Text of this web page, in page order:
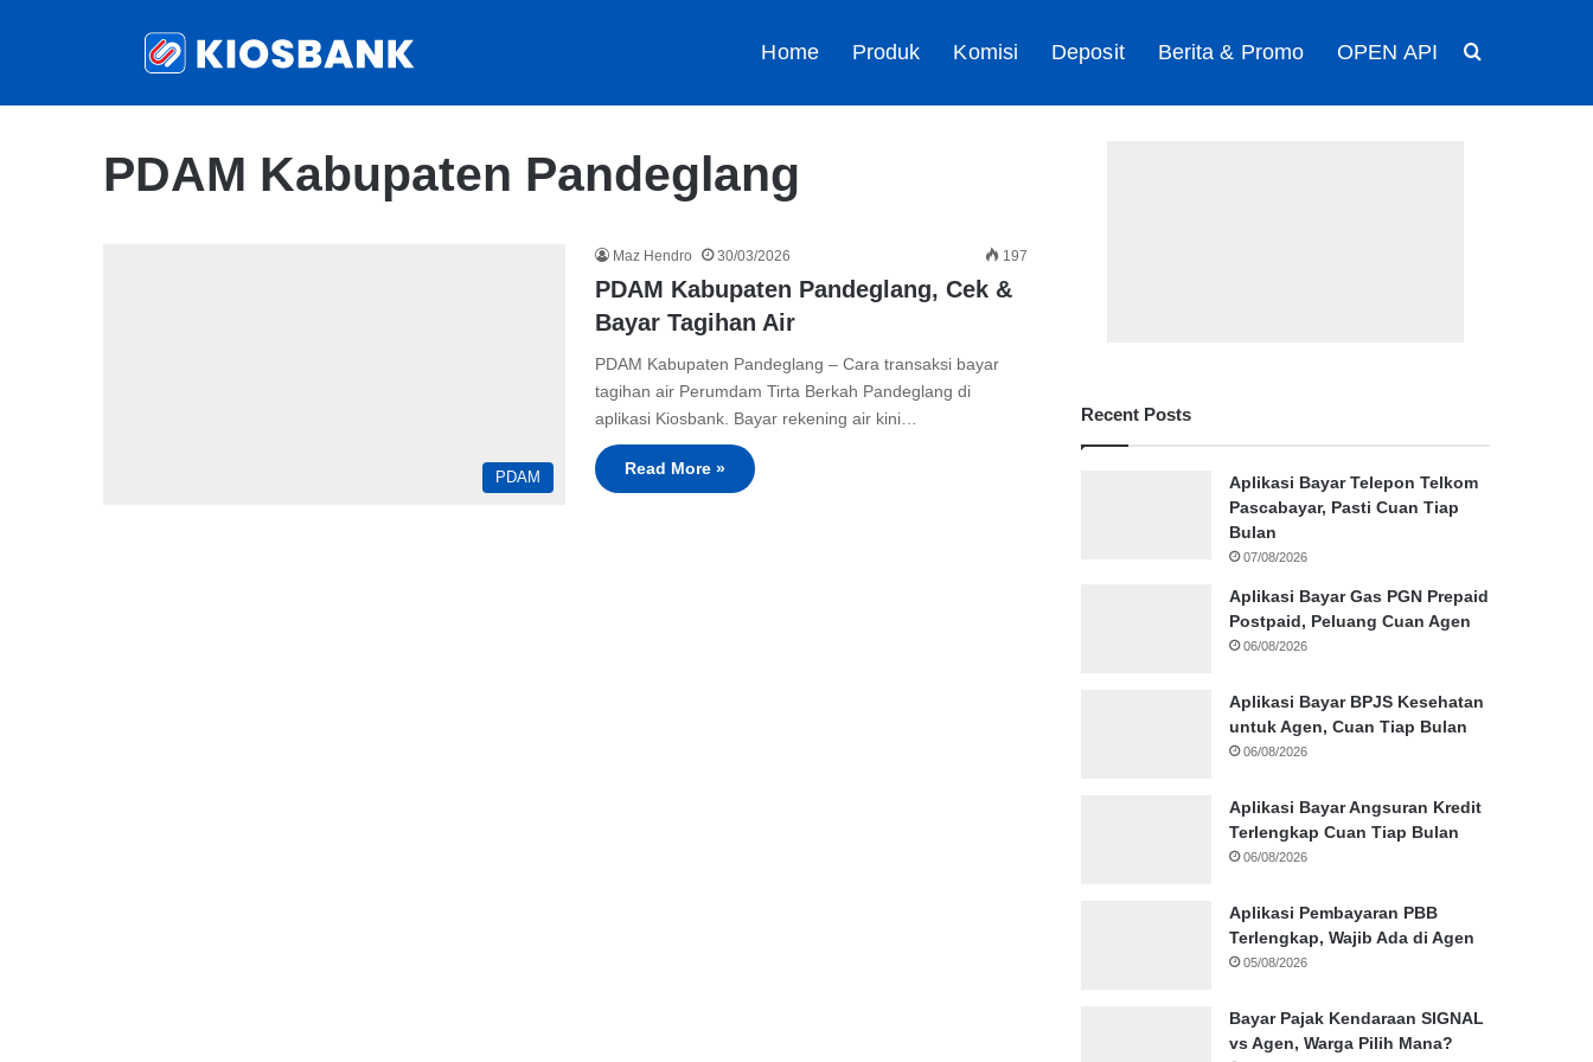
Home Produk Komisi Deposit Berita & Promo OPEN API
PDAM Kabupaten Pandeglang
PDAM
Maz Hendro 30/03/2026 197
PDAM Kabupaten Pandeglang, Cek &
Bayar Tagihan Air
PDAM Kabupaten Pandeglang – Cara transaksi bayar
tagihan air Perumdam Tirta Berkah Pandeglang di
aplikasi Kiosbank. Bayar rekening air kini…
Read More »
Recent Posts
Aplikasi Bayar Telepon Telkom
Pascabayar, Pasti Cuan Tiap
Bulan
07/08/2026
Aplikasi Bayar Gas PGN Prepaid
Postpaid, Peluang Cuan Agen
06/08/2026
Aplikasi Bayar BPJS Kesehatan
untuk Agen, Cuan Tiap Bulan
06/08/2026
Aplikasi Bayar Angsuran Kredit
Terlengkap Cuan Tiap Bulan
06/08/2026
Aplikasi Pembayaran PBB
Terlengkap, Wajib Ada di Agen
05/08/2026
Bayar Pajak Kendaraan SIGNAL
vs Agen, Warga Pilih Mana?